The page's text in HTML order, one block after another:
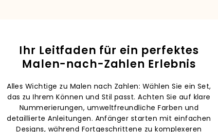
Ihr Leitfaden für ein perfektes
Malen-nach-Zahlen Erlebnis
Alles Wichtige zu Malen nach Zahlen: Wählen Sie ein Set,
das zu Ihrem Können und Stil passt. Achten Sie auf klare
Nummerierungen, umweltfreundliche Farben und
detaillierte Anleitungen. Anfänger starten mit einfachen
Designs, während Fortgeschrittene zu komplexeren